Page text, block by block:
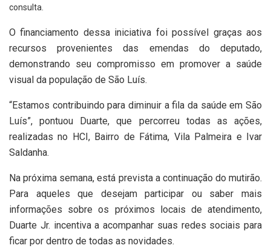
consulta.
O financiamento dessa iniciativa foi possível graças aos
recursos provenientes das emendas do deputado,
demonstrando seu compromisso em promover a saúde
visual da população de São Luís.
“Estamos contribuindo para diminuir a fila da saúde em São
Luís”, pontuou Duarte, que percorreu todas as ações,
realizadas no HCI, Bairro de Fátima, Vila Palmeira e Ivar
Saldanha.
Na próxima semana, está prevista a continuação do mutirão.
Para aqueles que desejam participar ou saber mais
informações sobre os próximos locais de atendimento,
Duarte Jr. incentiva a acompanhar suas redes sociais para
ficar por dentro de todas as novidades.